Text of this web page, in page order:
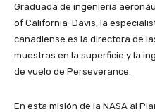
Graduada de ingeniería
of California-Davis, la
canadiense es la directora de
muestras en la superficie y la
de vuelo de Perseverance.
En esta misión de la NASA al